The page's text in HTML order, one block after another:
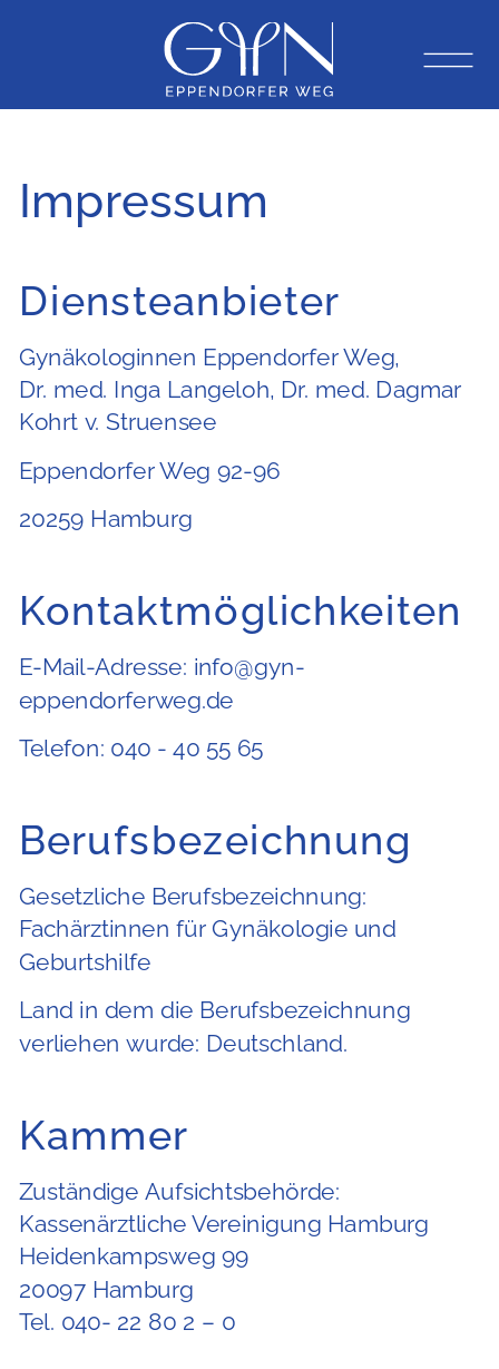
Impressum
Diensteanbieter
Gynäkologinnen Eppendorfer Weg,
Dr. med. Inga Langeloh, Dr. med. Dagmar
Kohrt v. Struensee
Eppendorfer Weg 92-96
20259 Hamburg
Kontaktmöglichkeiten
E-Mail-Adresse: info@gyn-
eppendorferweg.de
Telefon: 040 - 40 55 65
Berufsbezeichnung
Gesetzliche Berufsbezeichnung:
Fachärztinnen für Gynäkologie und
Geburtshilfe
Land in dem die Berufsbezeichnung
verliehen wurde: Deutschland.
Kammer
Zuständige Aufsichtsbehörde:
Kassenärztliche Vereinigung Hamburg
Heidenkampsweg 99
20097 Hamburg
Tel. 040- 22 80 2 – 0